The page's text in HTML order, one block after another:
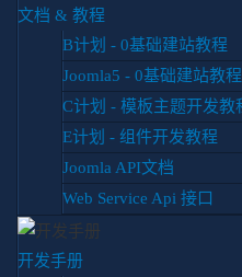
文档 & 教程
B计划 - 0基础建站教程
Joomla5 - 0基础建站教程
C计划 - 模板主题开发教
E计划 - 组件开发教程
Joomla API文档
Web Service Api 接口
开发手册
扩展推荐 FJ Related Articles Plus
FJ Related Articles
更新于 2017年八月
扩展推荐